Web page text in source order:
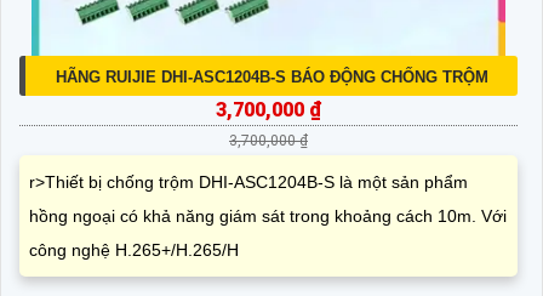
HÃNG RUIJIE DHI-ASC1204B-S BÁO ĐỘNG CHỐNG TRỘM
3,700,000 ₫
3,700,000 ₫
r>Thiết bị chống trộm DHI-ASC1204B-S là một sản phẩm
hồng ngoại có khả năng giám sát trong khoảng cách 10m. Với
công nghệ H.265+/H.265/H